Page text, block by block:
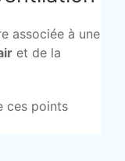
associée à une
et de la
ces points